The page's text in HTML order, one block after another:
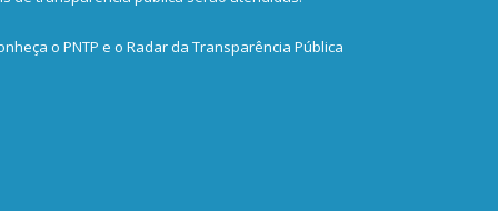
o PNTP e o Radar da Transparência Pública